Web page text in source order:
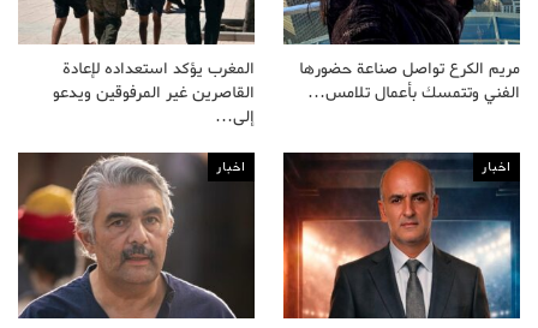
مريم الكرع تواصل صناعة حضورها
الفني وتتمسك بأعمال تلامس…
المغرب يؤكد استعداده لإعادة
القاصرين غير المرفوقين ويدعو
إلى…
اخبار اخبار